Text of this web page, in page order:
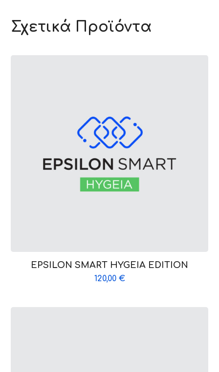
Σχετικά Προϊόντα
EPSILON SMART HYGEIA EDITION
120,00 €